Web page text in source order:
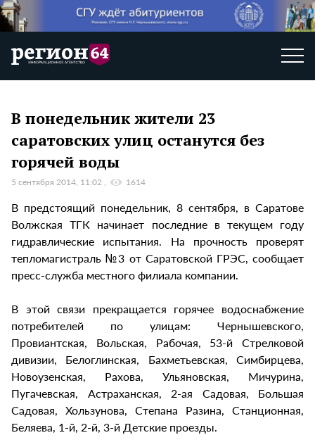
В понедельник жители 23
саратовских улиц останутся без
горячей воды
5 сентября 2014, 11:02 1614
В предстоящий понедельник, 8 сентября, в Саратове
Волжская ТГК начинает последние в текущем году
гидравлические испытания. На прочность проверят
тепломагистраль №3 от Саратовской ГРЭС, сообщает
пресс-служба местного филиала компании.
В этой связи прекращается горячее водоснабжение
потребителей по улицам: Чернышевского,
Провиантская, Вольская, Рабочая, 53-й Стрелковой
дивизии, Белоглинская, Бахметьевская, Симбирцева,
Новоузенская, Рахова, Ульяновская, Мичурина,
Пугачевская, Астраханская, 2-ая Садовая, Большая
Садовая, Хользунова, Степана Разина, Станционная,
Беляева, 1-й, 2-й, 3-й Детские проезды.